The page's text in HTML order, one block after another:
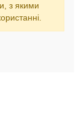
з якими